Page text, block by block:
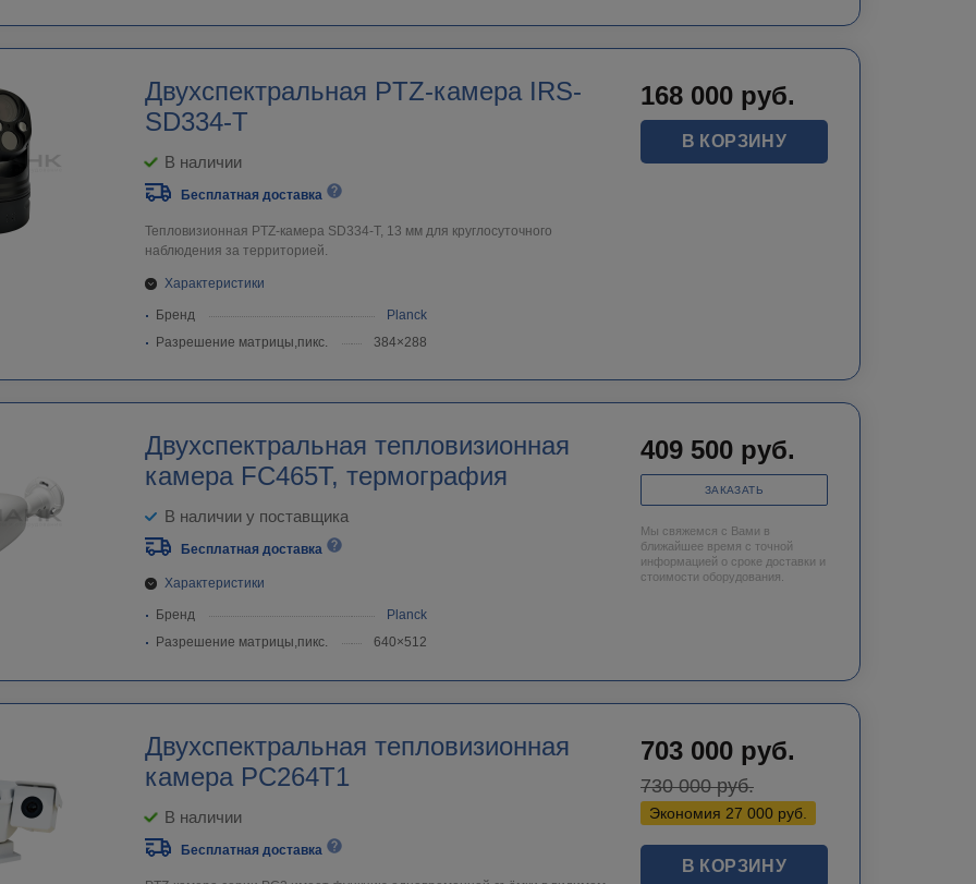
Двухспектральная PTZ-камера IRS-
SD334-T
В наличии
Бесплатная доставка
Тепловизионная PTZ-камера SD334-T, 13 мм для круглосуточного
наблюдения за территорией.
Характеристики
Бренд
Planck
Разрешение матрицы,пикс.
384×288
168 000 руб.
В КОРЗИНУ
Двухспектральная тепловизионная
камера FC465Т, термография
В наличии у поставщика
Бесплатная доставка
Характеристики
Бренд
Planck
Разрешение матрицы,пикс.
640×512
409 500 руб.
ЗАКАЗАТЬ
Мы свяжемся с Вами в
ближайшее время с точной
информацией о сроке доставки и
стоимости оборудования.
Двухспектральная тепловизионная
камера PC264T1
В наличии
Бесплатная доставка
703 000 руб.
730 000руб.
Экономия 27 000 руб.
В КОРЗИНУ